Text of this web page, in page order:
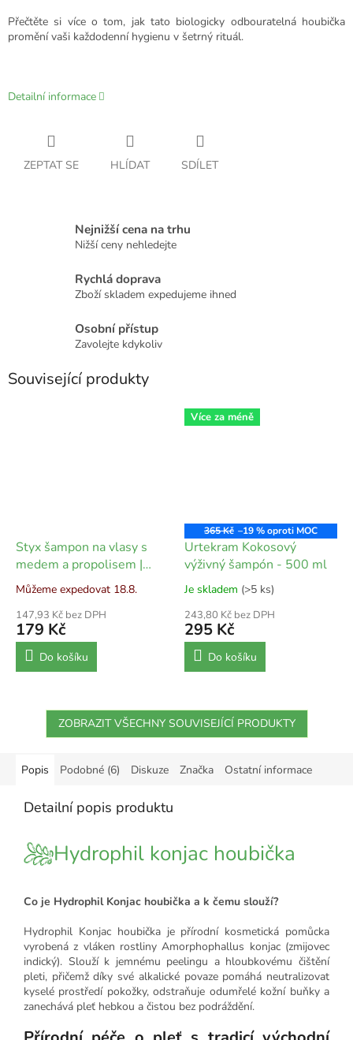
Přečtěte si více o tom, jak tato biologicky odbouratelná houbička
promění vaši každodenní hygienu v šetrný rituál.
Detailní informace
ZEPTAT SE HLÍDAT SDÍLET
Nejnižší cena na trhu
Nižší ceny nehledejte
Rychlá doprava
Zboží skladem expedujeme ihned
Osobní přístup
Zavolejte kdykoliv
Související produkty
Styx šampon na vlasy s
medem a propolisem |
200 ml
Můžeme expedovat 18.8.
147,93 Kč bez DPH
179 Kč
Do košíku
Více za méně
365 Kč –19 %
Urtekram Kokosový
výživný šampón - 500 ml
Je skladem (>5 ks)
243,80 Kč bez DPH
295 Kč
Do košíku
ZOBRAZIT VŠECHNY SOUVISEJÍCÍ PRODUKTY
Popis Podobné (6) Diskuze Značka Ostatní informace
Detailní popis produktu
Hydrophil konjac houbička
Co je Hydrophil Konjac houbička a k čemu slouží?
Hydrophil Konjac houbička je přírodní kosmetická pomůcka
vyrobená z vláken rostliny Amorphophallus konjac (zmijovec
indický). Slouží k jemnému peelingu a hloubkovému čištění
pleti, přičemž díky své alkalické povaze pomáhá neutralizovat
kyselé prostředí pokožky, odstraňuje odumřelé kožní buňky a
zanechává pleť hebkou a čistou bez podráždění.